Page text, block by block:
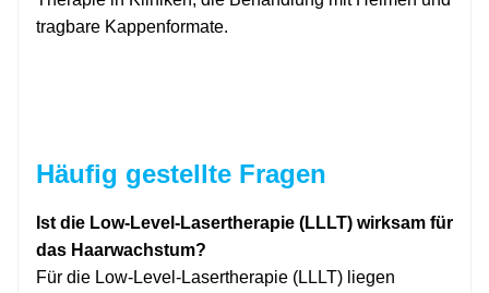
tragbare Kappenformate.
Häufig gestellte Fragen
Ist die Low-Level-Lasertherapie (LLLT) wirksam für
das Haarwachstum?
Für die Low-Level-Lasertherapie (LLLT) liegen